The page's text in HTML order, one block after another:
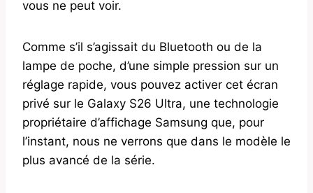
vous ne peut voir.
Comme s’il s’agissait du Bluetooth ou de la
lampe de poche, d’une simple pression sur un
réglage rapide, vous pouvez activer cet écran
privé sur le Galaxy S26 Ultra, une technologie
propriétaire d’affichage Samsung que, pour
l’instant, nous ne verrons que dans le modèle le
plus avancé de la série.